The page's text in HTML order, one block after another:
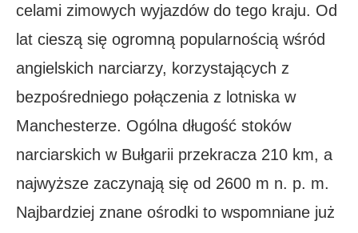
celami zimowych wyjazdów do tego kraju. Od
lat cieszą się ogromną popularnością wśród
angielskich narciarzy, korzystających z
bezpośredniego połączenia z lotniska w
Manchesterze. Ogólna długość stoków
narciarskich w Bułgarii przekracza 210 km, a
najwyższe zaczynają się od 2600 m n. p. m.
Najbardziej znane ośrodki to wspomniane już